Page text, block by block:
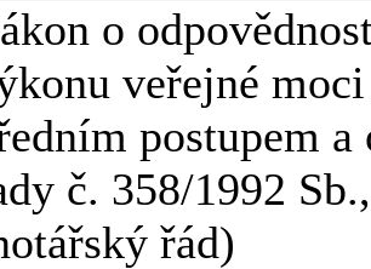
o
veřejné
postupem a
č. 358/1992
řád)